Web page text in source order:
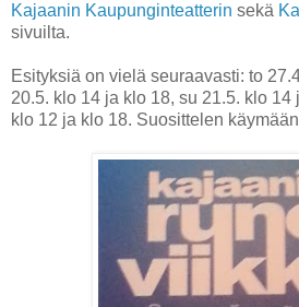
Kajaanin Kaupunginteatterin sekä
sivuilta.
Esityksiä on vielä seuraavasti: to
20.5. klo 14 ja klo 18, su 21.5. klo 14
klo 12 ja klo 18. Suosittelen